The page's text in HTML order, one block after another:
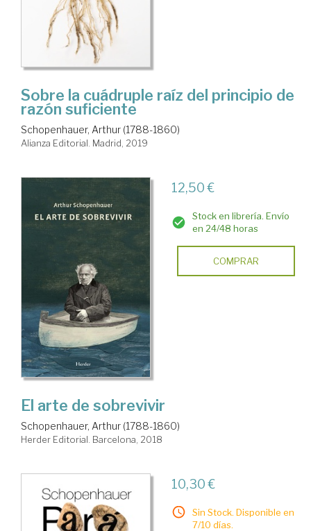
Sobre la cuádruple raíz del principio de
razón suficiente
Schopenhauer, Arthur (1788-1860)
Alianza Editorial. Madrid, 2019
12,50 €
Stock en librería. Envío
en 24/48 horas
COMPRAR
El arte de sobrevivir
Schopenhauer, Arthur (1788-1860)
Herder Editorial. Barcelona, 2018
10,30 €
Sin Stock. Disponible en
7/10 días.